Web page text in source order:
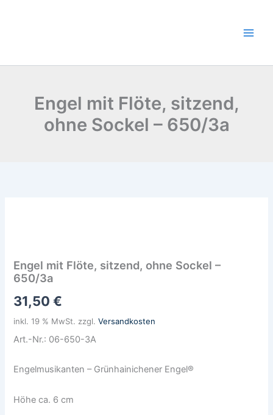
Engel mit Flöte, sitzend,
ohne Sockel – 650/3a
Engel mit Flöte, sitzend, ohne Sockel –
650/3a
31,50€
inkl. 19 % MwSt. zzgl.Versandkosten
Art.-Nr.: 06-650-3A
Engelmusikanten – Grünhainichener Engel®
Höhe ca. 6 cm
Sockel
-
Menge